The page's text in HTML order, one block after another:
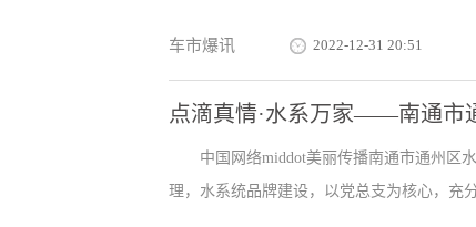
车市爆讯 2022-12-31 20:51
点滴真情·水系万家——南通市
中国网络middot美丽传播南通市通州区
理，水系统品牌建设，以党总支为核心，充